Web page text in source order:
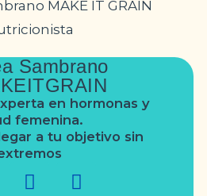
Sambrano
en hormonas y
femenina.
a tu objetivo sin